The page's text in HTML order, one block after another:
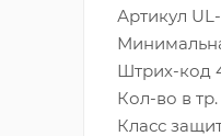
Артикул
Штрих-код
Кол-во в тр.
Класс